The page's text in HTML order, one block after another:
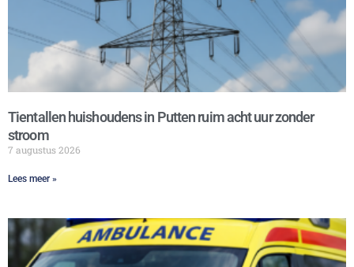
Tientallen huishoudens in Putten ruim acht uur zonder
stroom
7 augustus 2026
Lees meer »